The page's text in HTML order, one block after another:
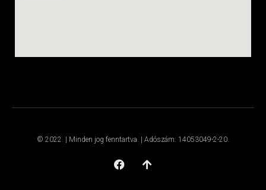
© 2022. | Minden jog fenntartva. | Adószám: 14053049-2-20.